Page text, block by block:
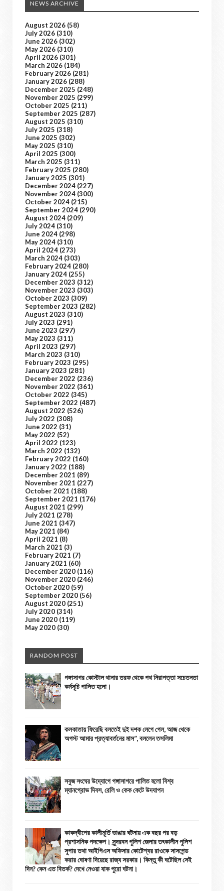
NEWS ARCHIVE
August 2026 (58)
July 2026 (310)
June 2026 (302)
May 2026 (310)
April 2026 (301)
March 2026 (184)
February 2026 (281)
January 2026 (288)
December 2025 (248)
November 2025 (299)
October 2025 (211)
September 2025 (287)
August 2025 (310)
July 2025 (318)
June 2025 (302)
May 2025 (310)
April 2025 (300)
March 2025 (311)
February 2025 (280)
January 2025 (301)
December 2024 (227)
November 2024 (300)
October 2024 (215)
September 2024 (290)
August 2024 (209)
July 2024 (310)
June 2024 (298)
May 2024 (310)
April 2024 (273)
March 2024 (303)
February 2024 (280)
January 2024 (255)
December 2023 (312)
November 2023 (303)
October 2023 (309)
September 2023 (282)
August 2023 (310)
July 2023 (291)
June 2023 (297)
May 2023 (311)
April 2023 (297)
March 2023 (310)
February 2023 (295)
January 2023 (281)
December 2022 (236)
November 2022 (361)
October 2022 (345)
September 2022 (487)
August 2022 (526)
July 2022 (308)
June 2022 (31)
May 2022 (52)
April 2022 (123)
March 2022 (132)
February 2022 (160)
January 2022 (188)
December 2021 (89)
November 2021 (227)
October 2021 (188)
September 2021 (176)
August 2021 (299)
July 2021 (278)
June 2021 (347)
May 2021 (84)
April 2021 (8)
March 2021 (3)
February 2021 (7)
January 2021 (60)
December 2020 (116)
November 2020 (246)
October 2020 (59)
September 2020 (56)
August 2020 (251)
July 2020 (314)
June 2020 (119)
May 2020 (30)
RANDOM POST
গঙ্গাসাগর কোস্টাল থানার তরফ থেকে পথ নিরাপত্তা সচেতনতা
কর্মসূচি পালিত হলো।
কলকাতায় ফিরেছি বলতেই দুই দশক লেগে গেল, আজ থেকে
অগস্ট আমার প্রত্যাবর্তনের মাস”, বললেন তসলিমা
সবুজ সংঘের উদ্যোগে গঙ্গাসাগরে পালিত হলো বিশ্ব
ম্যানগ্রোভ দিবস, রেলি ও কেক কেটে উদযাপন
কাকদ্বীপের কালীমূর্তি ভাঙার ঘটনায় এক বছর পর বড়
প্রশাসনিক পদক্ষেপ। সুন্দরবন পুলিশ জেলার তৎকালীন পুলিশ
সুপার তথা আইপিএস অফিসার কোটেশ্বর রাওকে সাসপেন্ড
করার ঘোষণা দিয়েছে রাজ্য সরকার। কিন্তু কী ঘটেছিল সেই
দিন? কেন এত বিতর্ক? দেখে নেওয়া যাক পুরো ঘটনা।